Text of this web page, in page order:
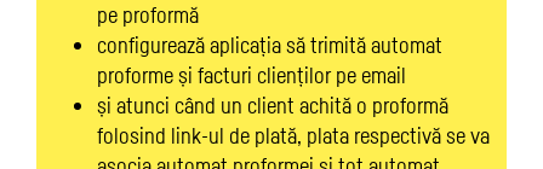
pe proformă
configurează aplicația să trimită automat
proforme și facturi clienților pe email
și atunci când un client achită o proformă
folosind link-ul de plată, plata respectivă se va